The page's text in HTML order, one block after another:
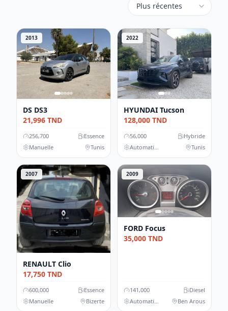
2013
DS DS3
21,996 TND
256,700
Essence
Manuelle
Tunis
2022
HYUNDAI Tucson
128,000 TND
56,000
Hybride
Tunis
2007
RENAULT Clio
17,750 TND
600,000
Essence
Manuelle
Bizerte
2009
FORD Focus
35,000 TND
141,000
Diesel
Automatique
Ben Arous